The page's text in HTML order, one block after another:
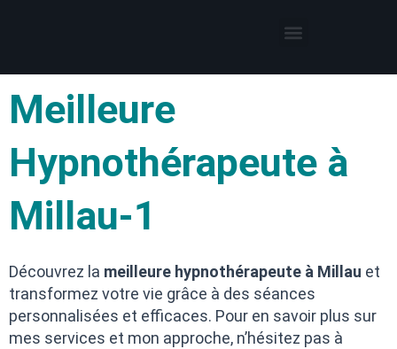
Meilleure
Hypnothérapeute à
Millau-1
Découvrez la meilleure hypnothérapeute à Millau et
transformez votre vie grâce à des séances
personnalisées et efficaces. Pour en savoir plus sur
mes services et mon approche, n’hésitez pas à